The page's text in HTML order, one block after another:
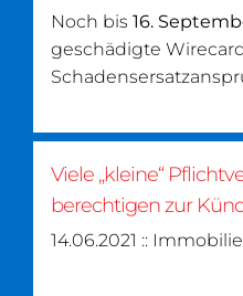
Noch bis 16.
geschädigte
Viele „kleine“
berechtigen zur
14.06.2021 ::